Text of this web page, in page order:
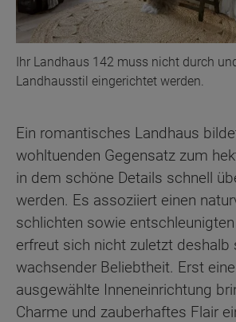
Ihr Landhaus 142 muss nicht durch
Landhausstil eingerichtet werden.
Ein romantisches Landhaus
wohltuenden Gegensatz zum
in dem schöne Details schnell
werden. Es assoziiert einen
schlichten sowie
erfreut sich nicht zuletzt deshalb
wachsender Beliebtheit. Erst
ausgewählte Inneneinrichtung
Charme und zauberhaftes Flair